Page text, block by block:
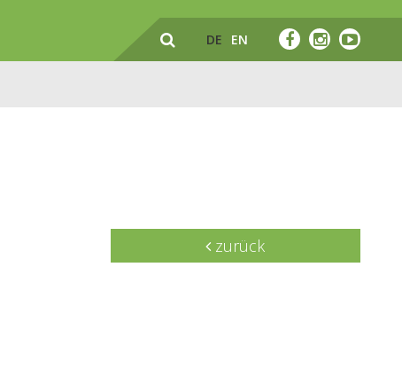
DE EN
zurück